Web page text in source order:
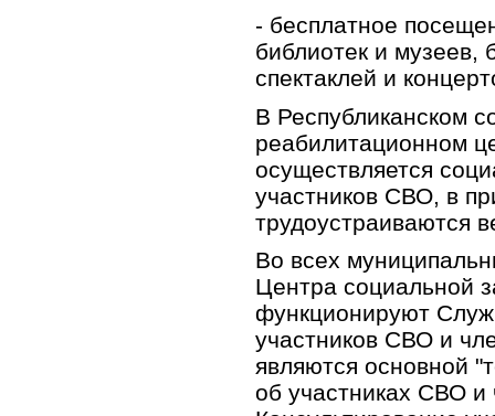
- бесплатное
библиотек и музеев,
спектаклей и
В Республиканском
реабилитационном
осуществляется
участников СВО, в
трудоустраиваются
Во всех
Центра социальной
функционируют
участников СВО и
являются основной
об участниках СВО и